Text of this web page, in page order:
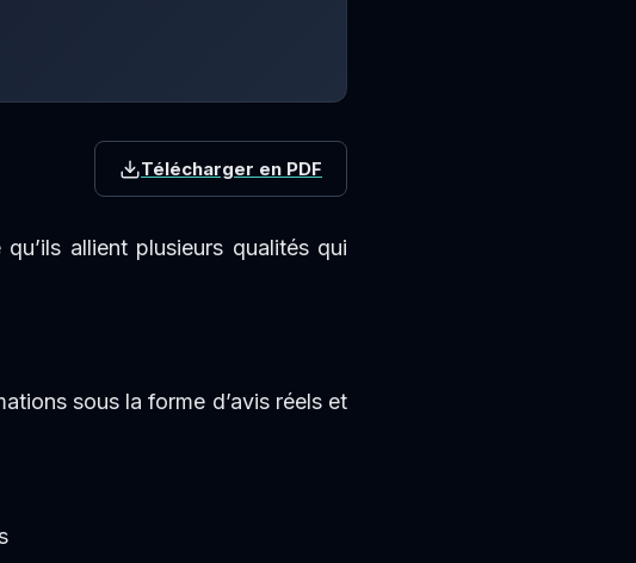
Télécharger en PDF
allient plusieurs qualités qui
sous la forme d’avis réels et